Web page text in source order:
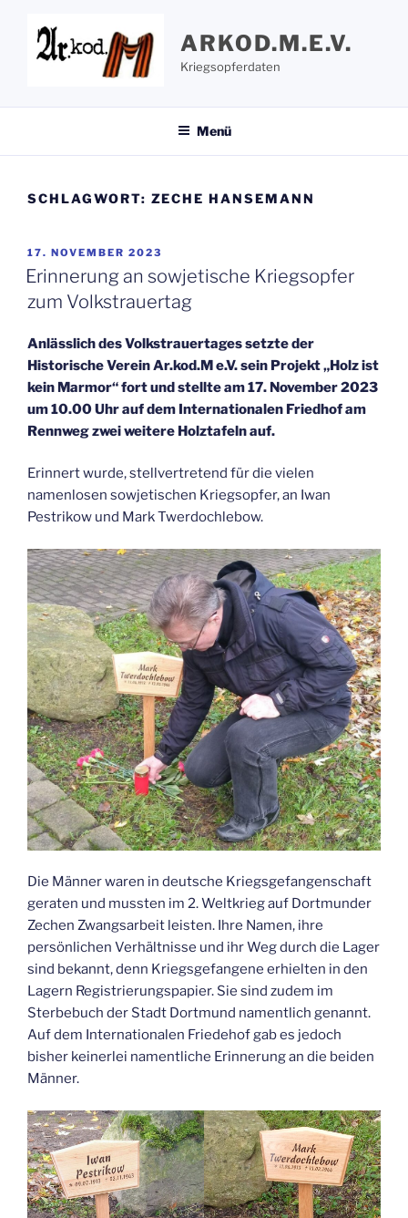
springen
ARKOD.M.E.V.
Kriegsopferdaten
Menü
SCHLAGWORT: ZECHE HANSEMANN
VERÖFFENTLICHT
AM
17. NOVEMBER 2023
Erinnerung an sowjetische Kriegsopfer
zum Volkstrauertag
Anlässlich des Volkstrauertages setzte der
Historische Verein Ar.kod.M e.V. sein Projekt „Holz ist
kein Marmor“ fort und stellte am 17. November 2023
um 10.00 Uhr auf dem Internationalen Friedhof am
Rennweg zwei weitere Holztafeln auf.
Erinnert wurde, stellvertretend für die vielen
namenlosen sowjetischen Kriegsopfer, an Iwan
Pestrikow und Mark Twerdochlebow.
Die Männer waren in deutsche Kriegsgefangenschaft
geraten und mussten im 2. Weltkrieg auf Dortmunder
Zechen Zwangsarbeit leisten. Ihre Namen, ihre
persönlichen Verhältnisse und ihr Weg durch die Lager
sind bekannt, denn Kriegsgefangene erhielten in den
Lagern Registrierungspapier. Sie sind zudem im
Sterbebuch der Stadt Dortmund namentlich genannt.
Auf dem Internationalen Friedehof gab es jedoch
bisher keinerlei namentliche Erinnerung an die beiden
Männer.